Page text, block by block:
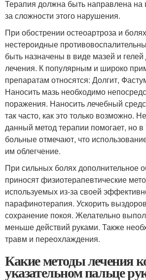
Терапия должна быть направлена на
за сложности этого нарушения.
При обострении остеоартроза и
нестероидные
быть назначены в виде мазей и гелей
лечения. К популярным и широко
препаратам относятся: Долгит,
Наносить мазь необходимо
поражения. Наносить лечебный
так часто, как это только возможно.
данный метод терапии помогает, но в
больные отмечают, что
им облегчение.
При сильных болях дополнительное
приносят физиотерапевтические
используемых из-за своей
парафинотерапия. Ускорить
сохранение покоя. Желательно
меньше действий руками. Также
травм и переохлаждения.
Какие методы лечения
указательном пальце